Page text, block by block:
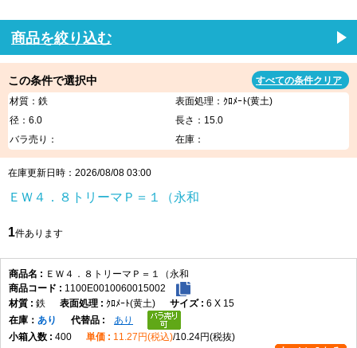
商品を絞り込む
この条件で選択中
すべての条件クリア
材質：鉄
表面処理：ｸﾛﾒｰﾄ(黄土)
径：6.0
長さ：15.0
バラ売り：
在庫：
在庫更新日時：2026/08/08 03:00
ＥＷ４．８トリーマＰ＝１（永和
1件あります
ＥＷ４．８トリーマＰ＝１（永和
1100E0010060015002
鉄
ｸﾛﾒｰﾄ(黄土)
6 X 15
在庫
あり
あり
400
11.27円(税込) 10.24円(税抜)